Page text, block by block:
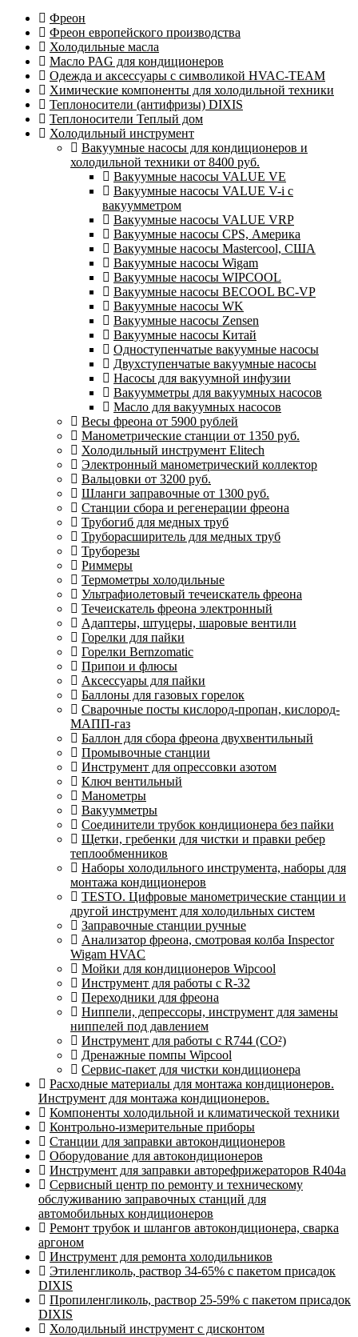
Фреон
Фреон европейского производства
Холодильные масла
Масло PAG для кондиционеров
Одежда и аксессуары с символикой HVAC-TEAM
Химические компоненты для холодильной техники
Теплоносители (антифризы) DIXIS
Теплоносители Теплый дом
Холодильный инструмент
Вакуумные насосы для кондиционеров и
холодильной техники от 8400 руб.
Вакуумные насосы VALUE VE
Вакуумные насосы VALUE V-i с
вакуумметром
Вакуумные насосы VALUE VRP
Вакуумные насосы CPS, Америка
Вакуумные насосы Mastercool, США
Вакуумные насосы Wigam
Вакуумные насосы WIPCOOL
Вакуумные насосы BECOOL BC-VP
Вакуумные насосы WK
Вакуумные насосы Zensen
Вакуумные насосы Китай
Одноступенчатые вакуумные насосы
Двухступенчатые вакуумные насосы
Насосы для вакуумной инфузии
Вакуумметры для вакуумных насосов
Масло для вакуумных насосов
Весы фреона от 5900 рублей
Манометрические станции от 1350 руб.
Холодильный инструмент Elitech
Электронный манометрический коллектор
Вальцовки от 3200 руб.
Шланги заправочные от 1300 руб.
Станции сбора и регенерации фреона
Трубогиб для медных труб
Труборасширитель для медных труб
Труборезы
Риммеры
Термометры холодильные
Ультрафиолетовый течеискатель фреона
Течеискатель фреона электронный
Адаптеры, штуцеры, шаровые вентили
Горелки для пайки
Горелки Bernzomatic
Припои и флюсы
Аксессуары для пайки
Баллоны для газовых горелок
Сварочные посты кислород-пропан, кислород-
МАПП-газ
Баллон для сбора фреона двухвентильный
Промывочные станции
Инструмент для опрессовки азотом
Ключ вентильный
Манометры
Вакуумметры
Соединители трубок кондиционера без пайки
Щетки, гребенки для чистки и правки ребер
теплообменников
Наборы холодильного инструмента, наборы для
монтажа кондиционеров
TESTO. Цифровые манометрические станции и
другой инструмент для холодильных систем
Заправочные станции ручные
Анализатор фреона, смотровая колба Inspector
Wigam HVAC
Мойки для кондиционеров Wipcool
Инструмент для работы с R-32
Переходники для фреона
Ниппели, депрессоры, инструмент для замены
ниппелей под давлением
Инструмент для работы с R744 (CO²)
Дренажные помпы Wipcool
Сервис-пакет для чистки кондиционера
Расходные материалы для монтажа кондиционеров.
Инструмент для монтажа кондиционеров.
Компоненты холодильной и климатической техники
Контрольно-измерительные приборы
Станции для заправки автокондиционеров
Оборудование для автокондиционеров
Инструмент для заправки авторефрижераторов R404a
Сервисный центр по ремонту и техническому
обслуживанию заправочных станций для
автомобильных кондиционеров
Ремонт трубок и шлангов автокондиционера, сварка
аргоном
Инструмент для ремонта холодильников
Этиленгликоль, раствор 34-65% с пакетом присадок
DIXIS
Пропиленгликоль, раствор 25-59% с пакетом присадок
DIXIS
Холодильный инструмент с дисконтом